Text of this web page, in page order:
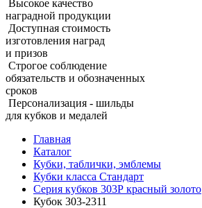
Высокое качество
наградной продукции
Доступная стоимость
изготовления наград
и призов
Строгое соблюдение
обязательств и обозначенных
сроков
Персонализация - шильды
для кубков и медалей
Главная
Каталог
Кубки, таблички, эмблемы
Кубки класса Стандарт
Серия кубков 303Р красный золото
Кубок 303‑2311